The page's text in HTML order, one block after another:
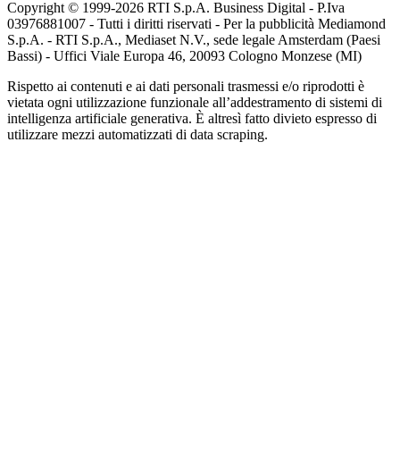
Copyright © 1999-2026 RTI S.p.A. Business Digital - P.Iva
03976881007 - Tutti i diritti riservati - Per la pubblicità Mediamond
S.p.A. - RTI S.p.A., Mediaset N.V., sede legale Amsterdam (Paesi
Bassi) - Uffici Viale Europa 46, 20093 Cologno Monzese (MI)
Rispetto ai contenuti e ai dati personali trasmessi e/o riprodotti è
vietata ogni utilizzazione funzionale all’addestramento di sistemi di
intelligenza artificiale generativa. È altresì fatto divieto espresso di
utilizzare mezzi automatizzati di data scraping.